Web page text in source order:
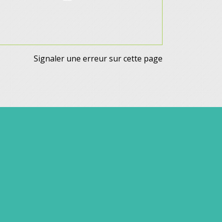
Signaler une erreur sur cette page